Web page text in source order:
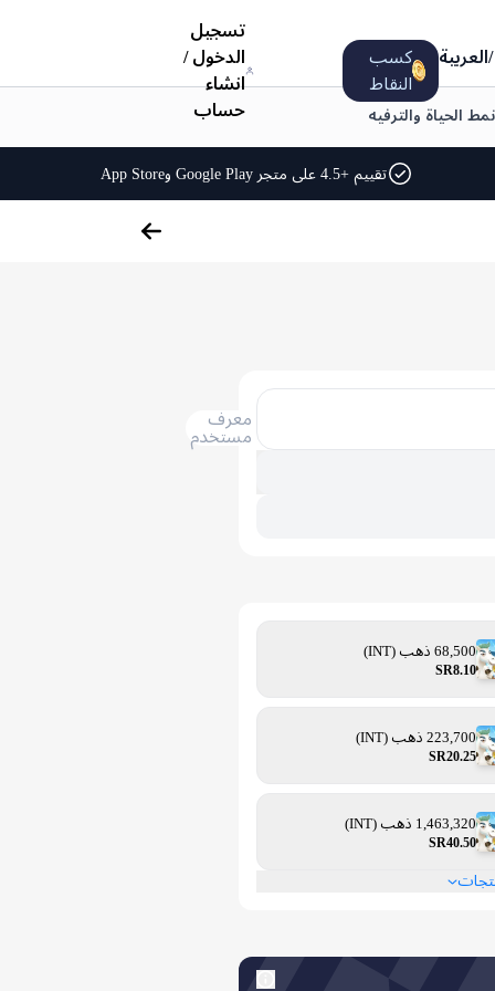
/ العربية
كسب
النقاط
تسجيل
الدخول/
انشاء
حساب
نمط الحياة والترفيه
تقييم +4.5 على متجر Google Play وApp Store
معرف
مستخدم
68,500 ذهب (INT)
SR8.10
223,700 ذهب (INT)
SR20.25
1,463,320 ذهب (INT)
SR40.50